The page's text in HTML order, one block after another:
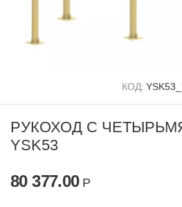
КОД:
РУКОХОД С
YSK53
80 377.00 Р